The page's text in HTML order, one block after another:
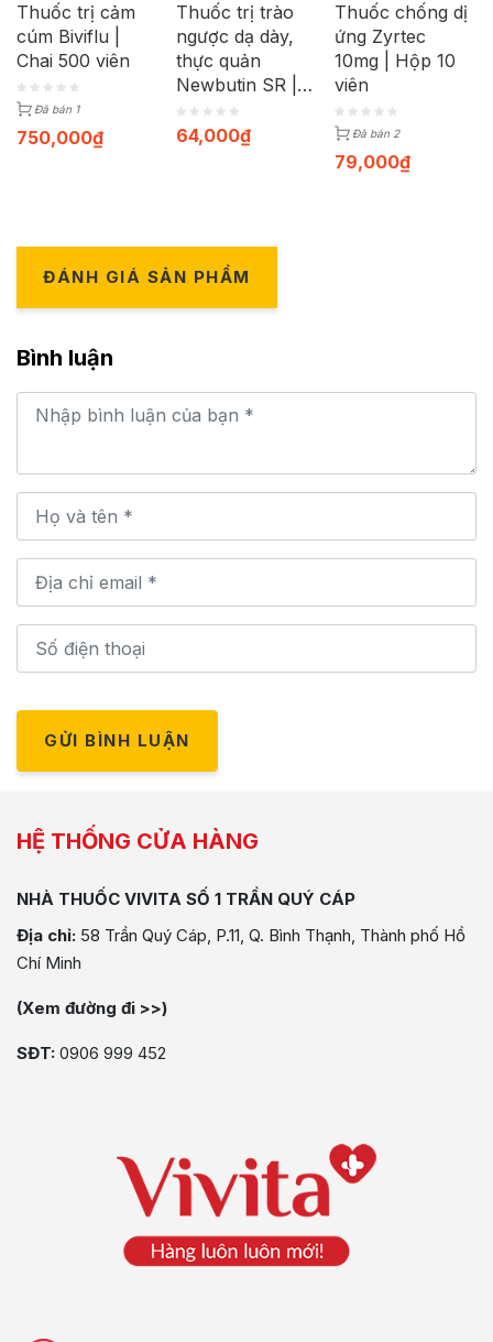
Thuốc trị cảm
cúm Biviflu |
Chai 500 viên
Đã bán 1
750,000₫
Thuốc trị trào
ngược dạ dày,
thực quản
Newbutin SR |
Hộp 30 viên
64,000₫
Thuốc chống dị
ứng Zyrtec
10mg | Hộp 10
viên
Đã bán 2
79,000₫
ĐÁNH GIÁ SẢN PHẨM
Bình luận
GỬI BÌNH LUẬN
HỆ THỐNG CỬA HÀNG
NHÀ THUỐC VIVITA SỐ 1 TRẦN QUÝ CÁP
Địa chỉ: 58 Trần Quý Cáp, P.11, Q. Bình Thạnh, Thành phố Hồ
Chí Minh
(Xem đường đi >>)
SĐT: 0906 999 452